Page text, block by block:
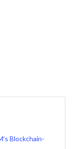
Blockchain-